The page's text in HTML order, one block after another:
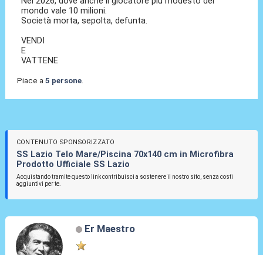
mondo vale 10 milioni.
Società morta, sepolta, defunta.
VENDI
E
VATTENE
Piace a 5 persone.
CONTENUTO SPONSORIZZATO
SS Lazio Telo Mare/Piscina 70x140 cm in Microfibra
Prodotto Ufficiale SS Lazio
Acquistando tramite questo link contribuisci a sostenere il nostro sito, senza costi
aggiuntivi per te.
Er Maestro